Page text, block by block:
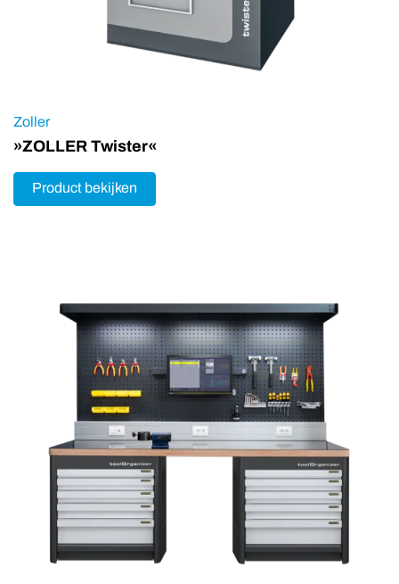
Zoller
»ZOLLER Twister«
Product bekijken